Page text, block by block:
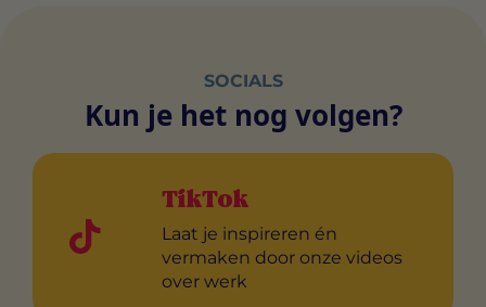
SOCIALS
Kun je het nog volgen?
TikTok
Laat je inspireren én
vermaken door onze videos
over werk